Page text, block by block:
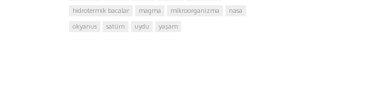
hidrotermik bacalar
magma mikroorganizma
nasa
okyanus
satürn uydu yaşam